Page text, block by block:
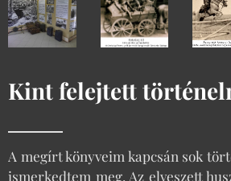
Kint felejtett
A megírt könyveim kapcsán sok
ismerkedtem meg. Az elveszett